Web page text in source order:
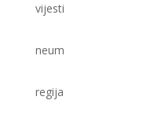
vijesti
neum
regija